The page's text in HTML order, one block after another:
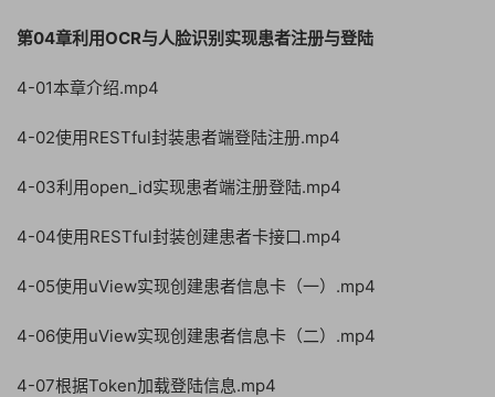
第04章利用OCR与人脸识别实现患者注册与登陆
4-01本章介绍.mp4
4-02使用RESTful封装患者端登陆注册.mp4
4-03利用open_id实现患者端注册登陆.mp4
4-04使用RESTful封装创建患者卡接口.mp4
4-05使用uView实现创建患者信息卡（一）.mp4
4-06使用uView实现创建患者信息卡（二）.mp4
4-07根据Token加载登陆信息.mp4